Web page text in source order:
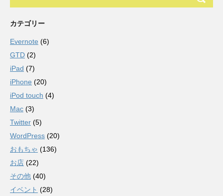
カテゴリー
Evernote (6)
GTD (2)
iPad (7)
iPhone (20)
iPod touch (4)
Mac (3)
Twitter (5)
WordPress (20)
おもちゃ (136)
お店 (22)
その他 (40)
イベント (28)